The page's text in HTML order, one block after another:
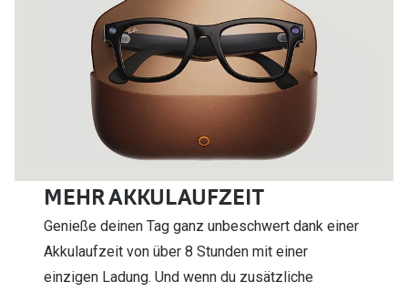
MEHR AKKULAUFZEIT
Genieße deinen Tag ganz unbeschwert dank einer
Akkulaufzeit von über 8 Stunden mit einer
einzigen Ladung. Und wenn du zusätzliche